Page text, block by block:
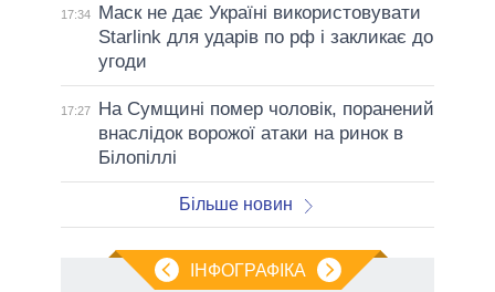
17:34
Маск не дає Україні використовувати
Starlink для ударів по рф і закликає до
угоди
17:27
На Сумщині помер чоловік, поранений
внаслідок ворожої атаки на ринок в
Білопіллі
Більше новин
ІНФОГРАФІКА